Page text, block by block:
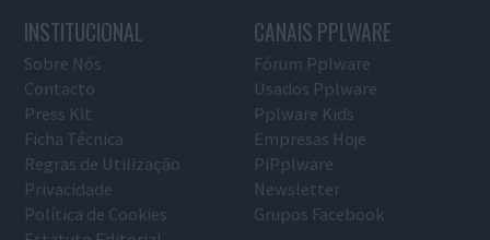
INSTITUCIONAL
Sobre Nós
Contacto
Press Kit
Ficha Técnica
Regras de Utilização
Privacidade
Política de Cookies
CANAIS PPLWARE
Fórum Pplware
Usados Pplware
Pplware Kids
Empresas Hoje
PiPplware
Newsletter
Grupos Facebook